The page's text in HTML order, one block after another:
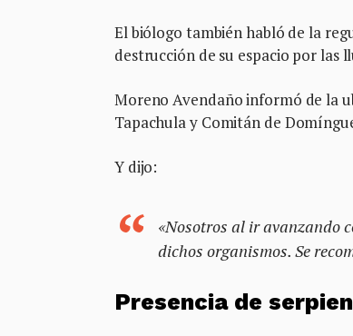
El biólogo también habló de la
destrucción de su espacio por las
Moreno Avendaño informó de la
Tapachula y Comitán de
Y dijo:
«Nosotros al ir avanzando
dichos organismos. Se
Presencia de